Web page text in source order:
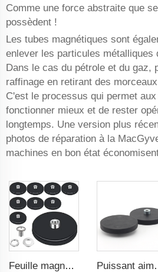
Comme une force abstraite que
possèdent !
Les tubes magnétiques sont
enlever les particules métalliques
Dans le cas du pétrole et du gaz,
raffinage en retirant des
C'est le processus qui permet
fonctionner mieux et de rester
longtemps. Une version plus
photos de réparation à la
machines en bon état
Feuille magnétique en caoutchouc pour maintenir les outils de réparation par attraction magnétique, filetage femelle convexe de 66 mm Puissant aimant pour utilisation